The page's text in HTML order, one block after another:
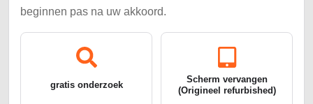
beginnen pas na uw akkoord.
gratis onderzoek
Scherm vervangen
(Origineel refurbished)